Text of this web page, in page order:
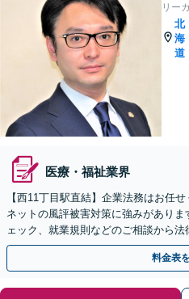
リー
北
海
道
医療・福祉業界
【西11丁目駅直結】企業法務はお任
ネットの風評被害対策に強みがあり
ェック、就業規則などのご相談から
い。【土日祝・夜間相談対応可能】
料金表